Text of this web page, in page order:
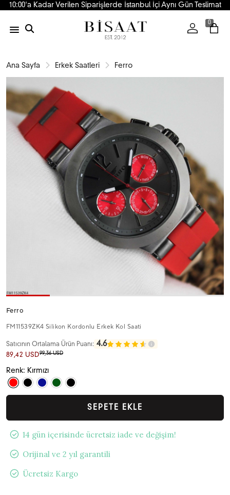
10:00'a Kadar Verilen Siparişlerde İstanbul İçi Aynı Gün Teslimat
0
Ana Sayfa Erkek Saatleri Ferro
Ferro
FM11539ZK4 Silikon Kordonlu Erkek Kol Saati
Satıcının Ortalama Ürün Puanı: 4.6
89,42 USD99,36 USD
Renk: Kırmızı
SEPETE EKLE
14 gün içerisinde ücretsiz iade ve değişim!
Orijinal ve 2 yıl garantili
Ücretsiz Kargo